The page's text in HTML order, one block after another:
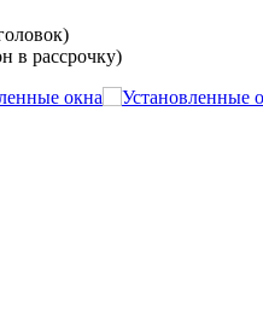
в рассрочку)